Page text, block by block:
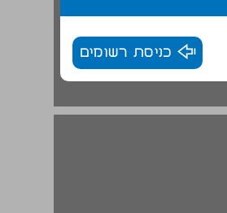
כניסת רשומים